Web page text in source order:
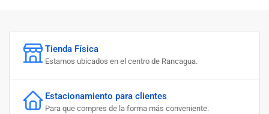
Tienda Física
Estamos ubicados en el centro de Rancagua.
Estacionamiento para clientes
Para que compres de la forma más conveniente.